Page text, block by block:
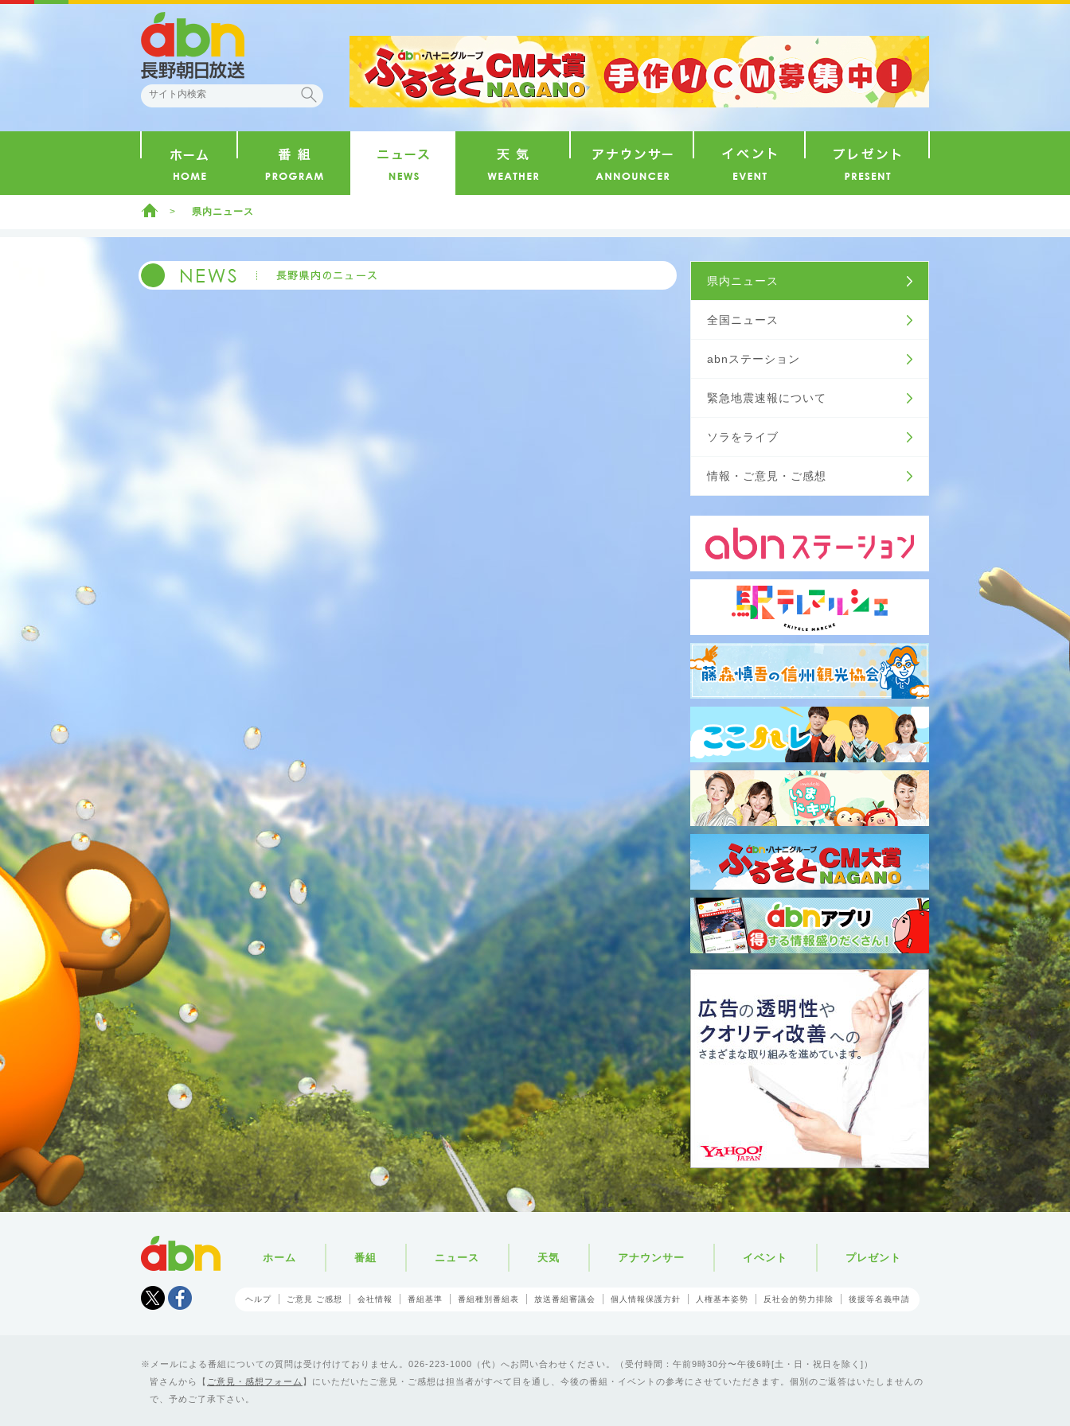
検索
ホーム 県内ニュース
県内ニュース
県内ニュース
全国ニュース
abnステーション
緊急地震速報について
ソラをライブ
情報・ご意見・ご感想
Tweet
ホーム 番組 ニュース 天気 アナウンサー イベント プレゼント
ヘルプ ご意見 ご感想 会社情報 番組基準 番組種別番組表 放送番組審議会 個人情報保護方針 人権基本姿勢 反社会的勢力排除 後援等名義申請
メールによる番組についての質問は受け付けておりません。026-223-1000（代）へお問い合わせください。（受付時間：午前9時30分〜午後6時[土・日・祝日を除く]）
皆さんから【 ご意見・感想フォーム 】にいただいたご意見・ご感想は担当者がすべて目を通し、今後の番組・イベントの参考にさせていただきます。個別のご返答はいたしませんの
で、予めご了承下さい。